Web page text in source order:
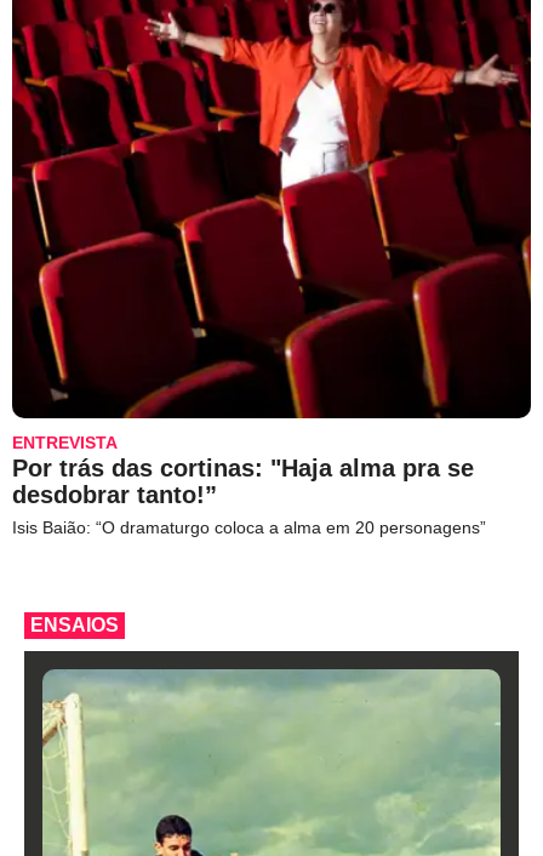
ENTREVISTA
Por trás das cortinas: "Haja alma pra se
desdobrar tanto!”
Isis Baião: “O dramaturgo coloca a alma em 20 personagens”
ENSAIOS